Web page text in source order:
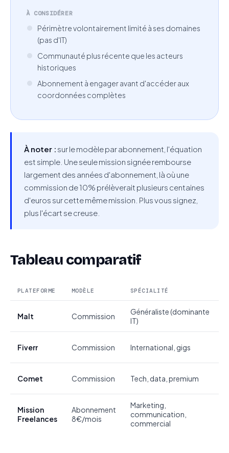
À CONSIDÉRER
Périmètre volontairement limité à ses domaines
(pas d'IT)
Communauté plus récente que les acteurs
historiques
Abonnement à engager avant d'accéder aux
coordonnées complètes
À noter : sur le modèle par abonnement, l'équation
est simple. Une seule mission signée rembourse
largement des années d'abonnement, là où une
commission de 10% prélèverait plusieurs centaines
d'euros sur cette même mission. Plus vous signez,
plus l'écart se creuse.
Tableau comparatif
PLATEFORME MODÈLE SPÉCIALITÉ
Malt Commission
Généraliste (dominante
IT)
Fiverr Commission International, gigs
Comet Commission Tech, data, premium
Mission
Freelances
Abonnement
8€/mois
Marketing,
communication,
commercial